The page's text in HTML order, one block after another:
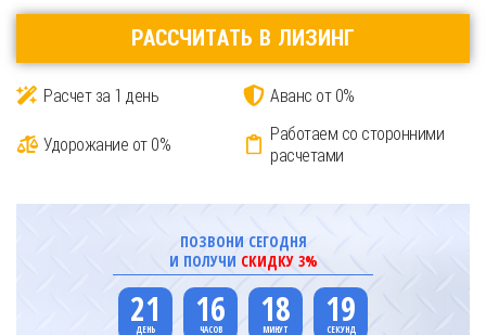
РАССЧИТАТЬ В ЛИЗИНГ
Расчет за 1 день Аванс от 0%
Удорожание от 0%
Работаем со сторонними
расчетами
ПОЗВОНИ СЕГОДНЯ
И ПОЛУЧИ СКИДКУ 3%
21 16 18 18